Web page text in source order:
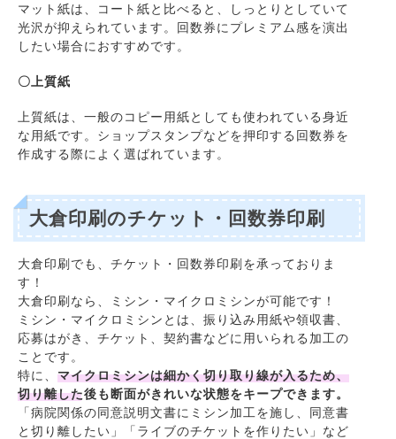
マット紙は、コート紙と比べると、しっとりとしていて
光沢が抑えられています。回数券にプレミアム感を演出
したい場合におすすめです。
〇上質紙
上質紙は、一般のコピー用紙としても使われている身近
な用紙です。ショップスタンプなどを押印する回数券を
作成する際によく選ばれています。
大倉印刷のチケット・回数券印刷
大倉印刷でも、チケット・回数券印刷を承っておりま
す！
大倉印刷なら、ミシン・マイクロミシンが可能です！
ミシン・マイクロミシンとは、振り込み用紙や領収書、
応募はがき、チケット、契約書などに用いられる加工の
ことです。
特に、 マイクロミシンは細かく切り取り線が入るため、
切り離した後も断面がきれいな状態をキープできます。
「病院関係の同意説明文書にミシン加工を施し、同意書
と切り離したい」「ライブのチケットを作りたい」など